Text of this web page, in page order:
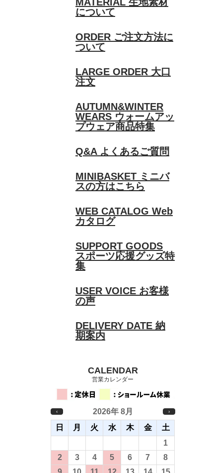
MATERIAL 生地素材
について
ORDER ご注文方法に
ついて
LARGE ORDER 大口
注文
AUTUMN&WINTER
WEARS ウォームアッ
プウェア商品特集
Q&A よくあるご質問
MINIBASKET ミニバ
スの方はこちら
WEB CATALOG Web
カタログ
SUPPORT GOODS
スポーツ応援グッズ特
集
USER VOICE お客様
の声
DELIVERY DATE 納
期案内
CALENDAR
営業カレンダー
‹ 2026年 8月 ›
日 月 火 水 木 金
土
1
2
3 4 5 6 7
8